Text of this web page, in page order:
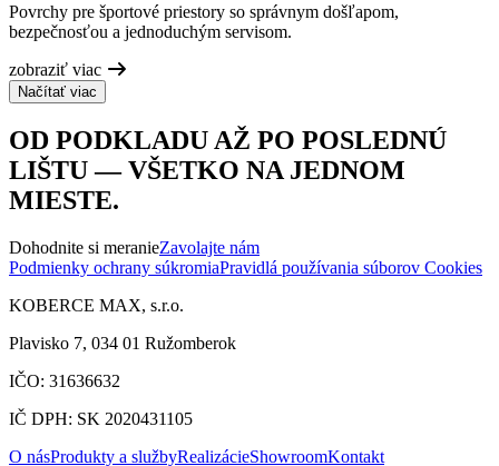
Povrchy pre športové priestory so správnym došľapom,
bezpečnosťou a jednoduchým servisom.
zobraziť viac
Načítať viac
OD PODKLADU AŽ PO POSLEDNÚ
LIŠTU — VŠETKO NA JEDNOM
MIESTE.
Dohodnite si meranieZavolajte nám
Podmienky ochrany súkromiaPravidlá používania súborov Cookies
KOBERCE MAX, s.r.o.
Plavisko 7, 034 01 Ružomberok
IČO: 31636632
IČ DPH: SK 2020431105
O násProdukty a službyRealizácieShowroomKontakt